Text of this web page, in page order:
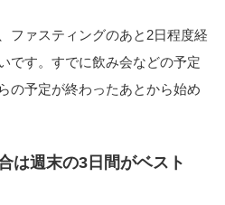
ファスティングのあと2日程度経
です。すでに飲み会などの予定
の予定が終わったあとから始め
は週末の3日間がベスト